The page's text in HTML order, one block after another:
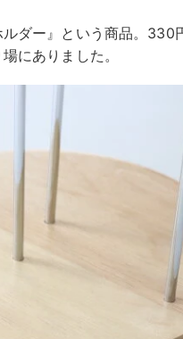
ダー』という商品。330
にありました。